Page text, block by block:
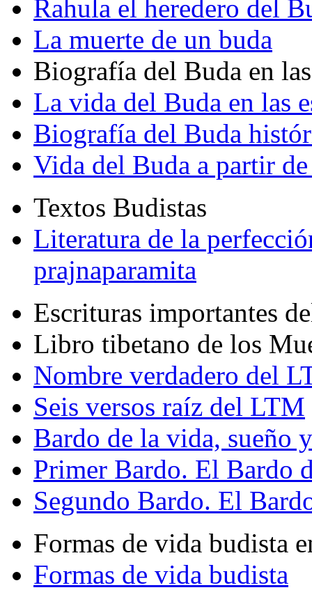
Rahula el heredero del
La muerte de un buda
Biografía del Buda en
La vida del Buda en las
Biografía del Buda
Vida del Buda a partir de
Textos Budistas
Literatura de la
prajnaparamita
Escrituras importantes
Libro tibetano de los
Nombre verdadero del
Seis versos raíz del LTM
Bardo de la vida, sueño
Primer Bardo. El Bardo
Segundo Bardo. El
Formas de vida budista
Formas de vida budista